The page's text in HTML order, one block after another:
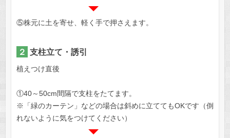
⑤株元に土を寄せ、軽く手で押さえます。
２ 支柱立て・誘引
植えつけ直後
①40～50cm間隔で支柱をたてます。
※「緑のカーテン」などの場合は斜めに立ててもOKです（倒
れないように気をつけてください）